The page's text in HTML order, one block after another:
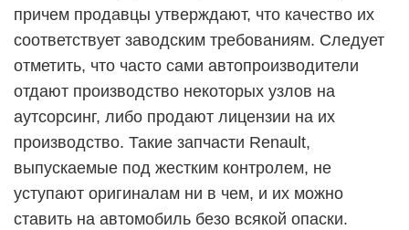
причем продавцы утверждают, что качество их
соответствует заводским требованиям. Следует
отметить, что часто сами автопроизводители
отдают производство некоторых узлов на
аутсорсинг, либо продают лицензии на их
производство. Такие запчасти Renault,
выпускаемые под жестким контролем, не
уступают оригиналам ни в чем, и их можно
ставить на автомобиль безо всякой опаски.